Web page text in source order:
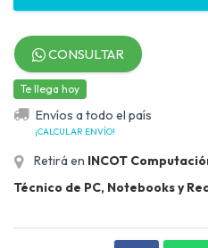
CONSULTAR
Te llega hoy
Envíos a todo el país
¡CALCULAR ENVÍO!
Retirá en INCOT
Técnico de PC, Notebooks y